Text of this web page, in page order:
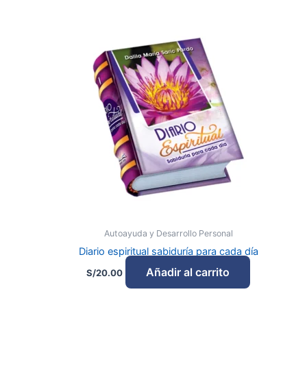
Autoayuda y Desarrollo Personal
Diario espiritual sabiduría para cada día
S/20.00 Añadir al carrito